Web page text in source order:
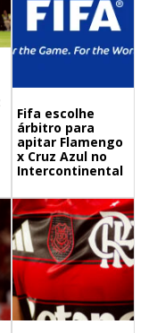
Fifa escolhe
árbitro para
apitar Flamengo
x Cruz Azul no
Intercontinental